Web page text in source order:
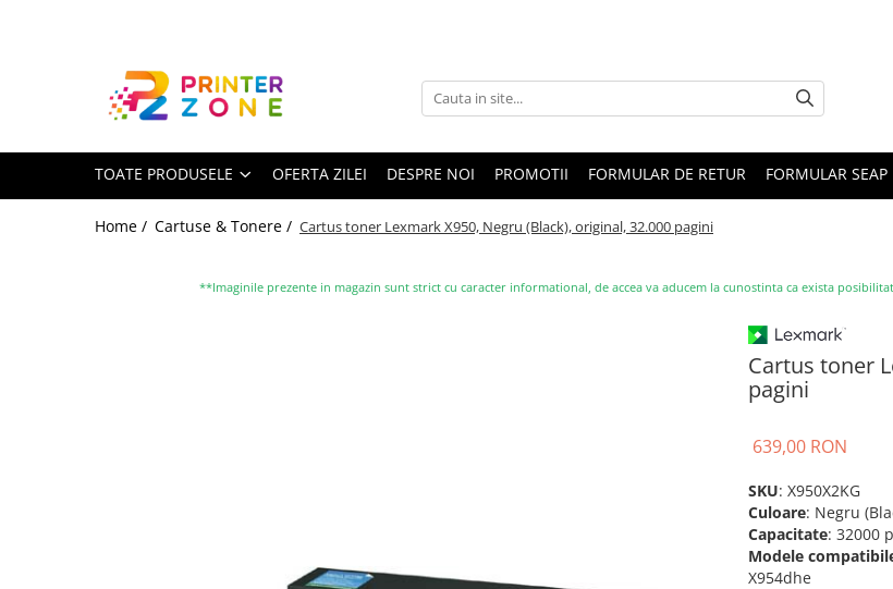
Toate Produsele
Imprimante cu jetTOATE PRODUSELE OFERTA ZILEI DESPRE NOI PROMOTII FORMULAR DE RETUR FORMULAR SEAP
Home / Cartuse & Tonere / Cartus toner Lexmark X950, Negru (Black), original, 32.000 pagini
**Imaginile prezente in magazin sunt strict cu caracter informational, de accea va aducem la cunostinta ca exista
Cartus toner
pagini
639,00 RON
SKU: X950X2KG
Culoare: Negru
Capacitate: 32000
Modele
X954dhe